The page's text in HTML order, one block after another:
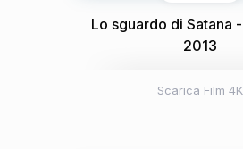
Lo sguardo di Satana
2013
Scarica Film 4K